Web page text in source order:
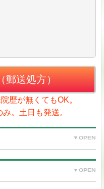
郵送処方）
歴が無くてもOK。
。土日も発送。